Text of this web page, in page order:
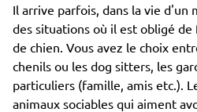
Il arrive parfois, dans la vie d'un
des situations où il est obligé de
de chien. Vous avez le choix
chenils ou les dog sitters, les
particuliers (famille, amis etc.).
animaux sociables qui aiment